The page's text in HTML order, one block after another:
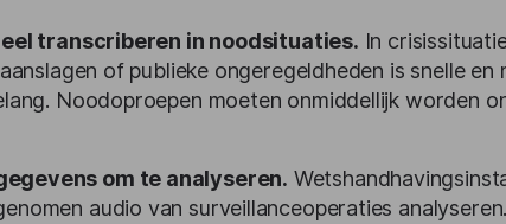
transcriberen in noodsituaties. In
of publieke ongeregeldheden is snelle en
Noodoproepen moeten onmiddellijk worden
om te analyseren.
audio van surveillanceoperaties